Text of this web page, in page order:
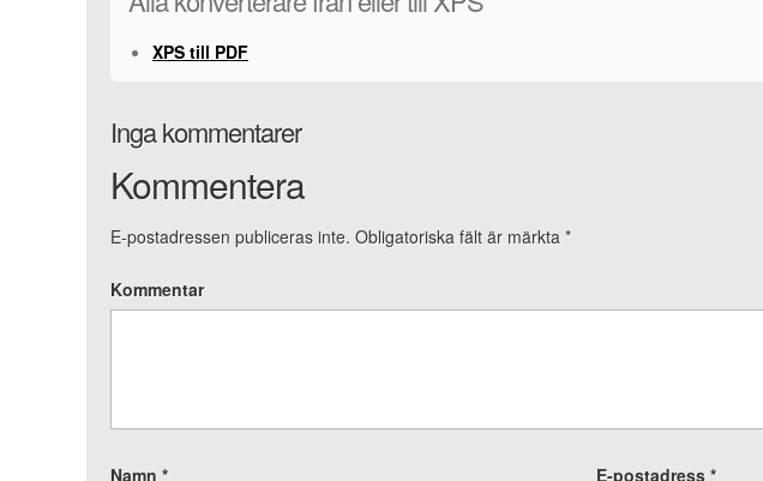
XPS till PDF
Inga kommentarer
Kommentera
E-postadressen publiceras inte. Obligatoriska fält är märkta *
Kommentar
Namn * E-postadress *